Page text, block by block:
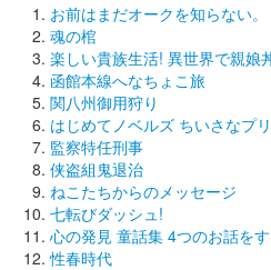
お前はまだオークを知らない。
魂の棺
楽しい貴族生活! 異世界で親娘
函館本線へなちょこ旅
関八州御用狩り
はじめてノベルズ ちいさなプ
監察特任刑事
侠盗組鬼退治
ねこたちからのメッセージ
七転びダッシュ!
心の発見 童話集 4つのお話を
性春時代